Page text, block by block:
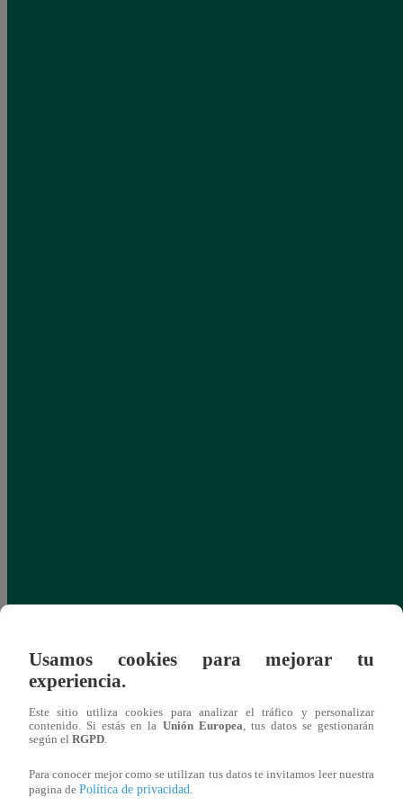
Usamos cookies para mejorar tu
experiencia.
Este sitio utiliza cookies para analizar el tráfico y personalizar
contenido. Si estás en la Unión Europea, tus datos se gestionarán
según el RGPD.
Para conocer mejor como se utilizan tus datos te invitamos leer nuestra
pagina de Política de privacidad.